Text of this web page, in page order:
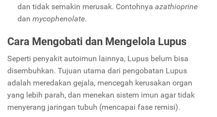
dan tidak semakin merusak. Contohnya azathioprine
dan mycophenolate.
Cara Mengobati dan Mengelola Lupus
Seperti penyakit autoimun lainnya, Lupus belum bisa
disembuhkan. Tujuan utama dari pengobatan Lupus
adalah meredakan gejala, mencegah kerusakan organ
yang lebih parah, dan menekan sistem imun agar tidak
menyerang jaringan tubuh (mencapai fase remisi).